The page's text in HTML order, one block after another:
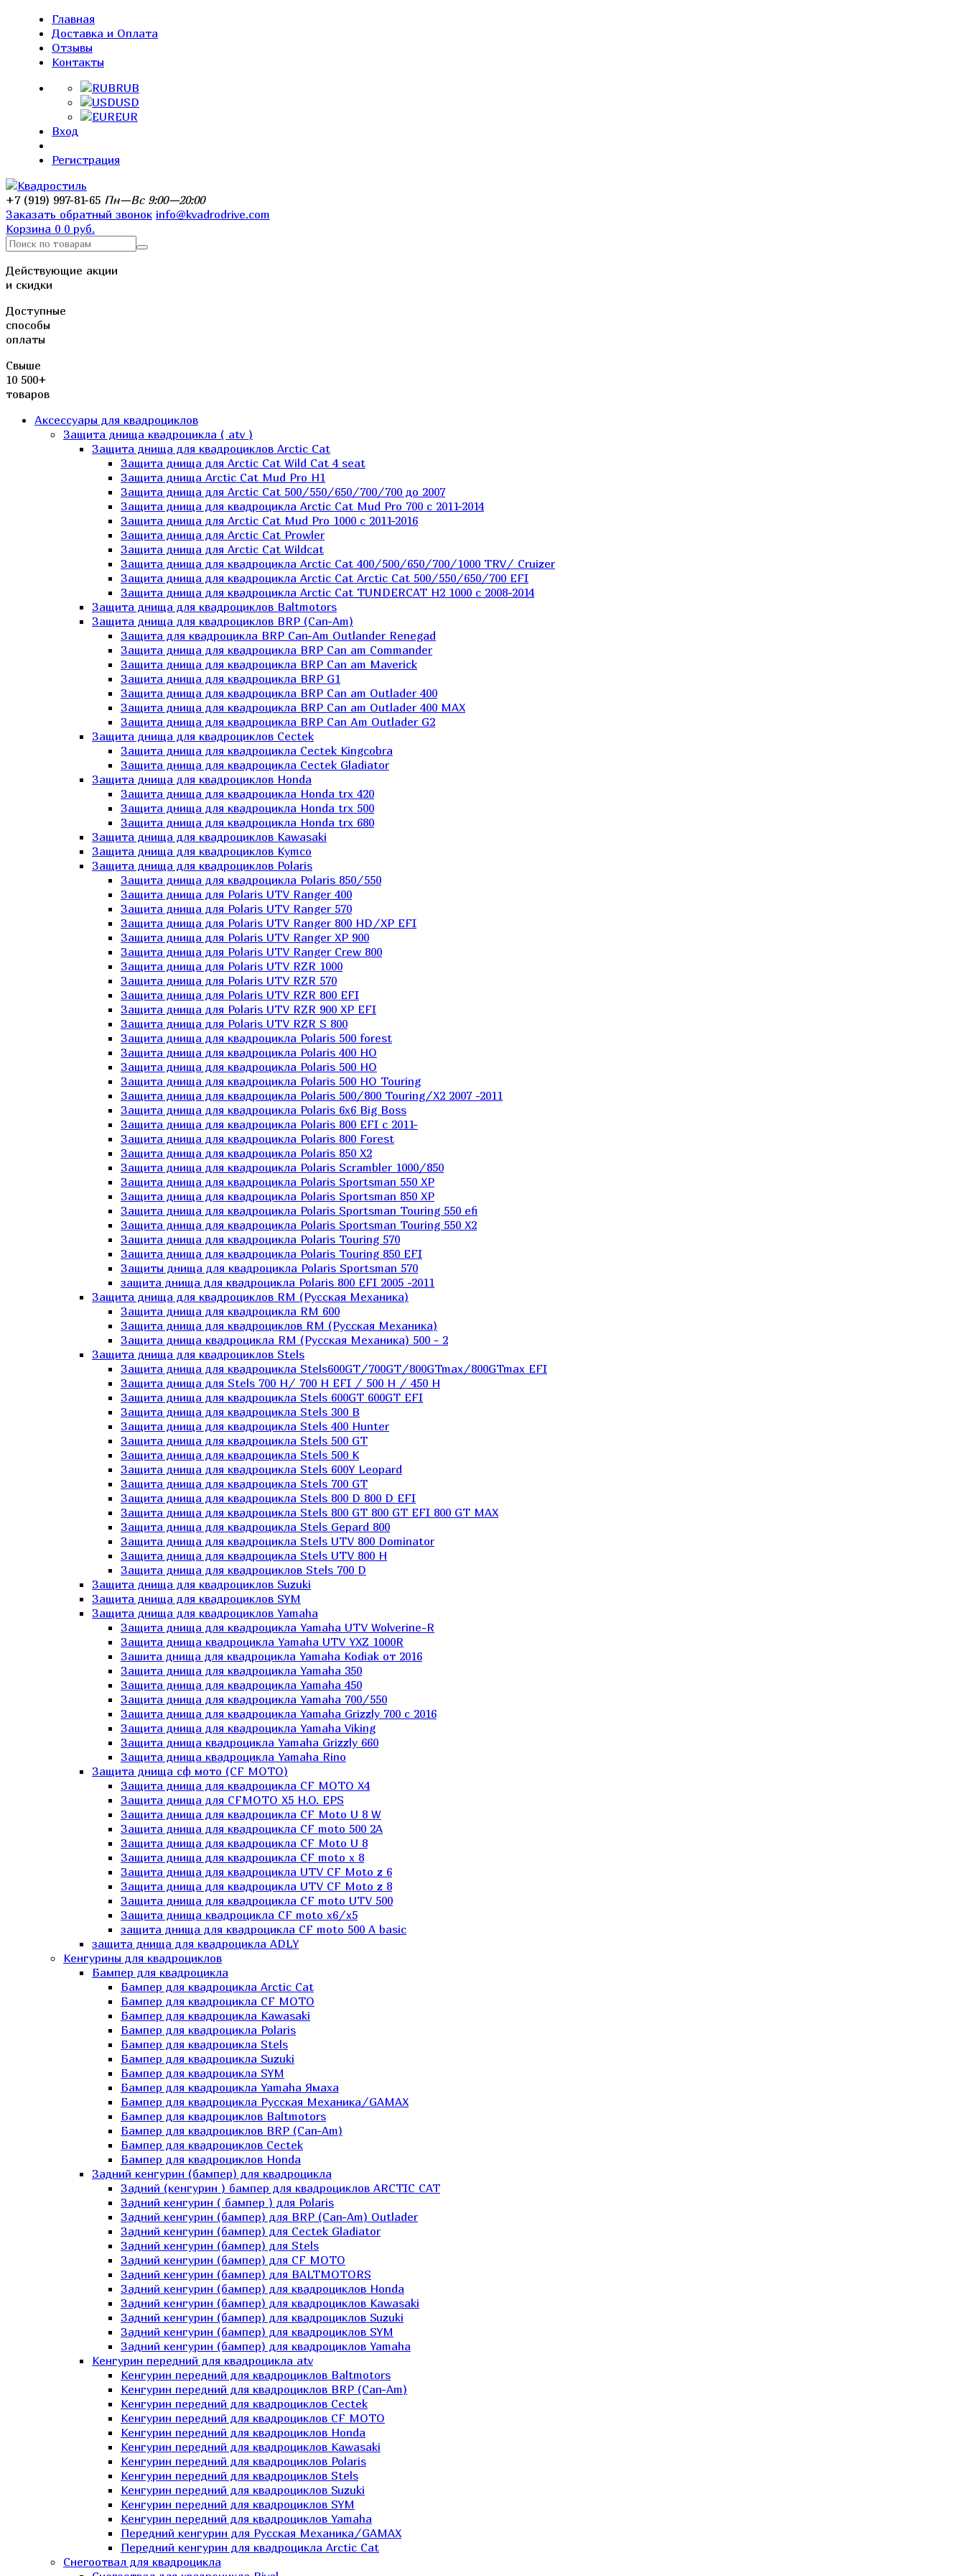
Главная
Доставка и Оплата
Отзывы
Контакты
RUB
USD
EUR
Вход
Регистрация
+7 (919) 997-81-65 Пн—Вс 9:00—20:00
Заказать обратный звонок info@kvadrodrive.com
Корзина 0 0 руб.
Действующие акции
и скидки
Доступные
способы
оплаты
Свыше
10 500+
товаров
Аксессуары для квадроциклов
Защита днища квадроцикла ( atv )
Защита днища для квадроциклов Arctic Cat
Защита днища для Arctic Cat Wild Cat 4 seat
Защита днища Arctic Cat Mud Pro H1
Защита днища для Arctic Cat 500/550/650/700/700 до 2007
Защита днища для квадроцикла Arctic Cat Mud Pro 700 с 2011-2014
Защита днища для Arctic Cat Mud Pro 1000 c 2011-2016
Защита днища для Arctic Cat Prowler
Защита днища для Arctic Cat Wildcat
Защита днища для квадроцикла Arctic Cat 400/500/650/700/1000 TRV/ Cruizer
Защита днища для квадроцикла Arctic Cat Arctic Cat 500/550/650/700 EFI
Защита днища для квадроцикла Arctic Cat TUNDERCAT H2 1000 c 2008-2014
Защита днища для квадроциклов Baltmotors
Защита днища для квадроциклов BRP (Can-Am)
Защита для квадроцикла BRP Can-Am Outlander Renegad
Защита днища для квадроцикла BRP Can am Commander
Защита днища для квадроцикла BRP Can am Maverick
Защита днища для квадроцикла BRP G1
Защита днища для квадроцикла BRP Can am Outlader 400
Защита днища для квадроцикла BRP Can am Outlader 400 MAX
Защита днища для квадроцикла BRP Can Аm Outlader G2
Защита днища для квадроциклов Cectek
Защита днища для квадроцикла Cectek Kingcobra
Защита днища для квадроцикла Cectek Gladiator
Защита днища для квадроциклов Honda
Защита днища для квадроцикла Honda trx 420
Защита днища для квадроцикла Honda trx 500
Защита днища для квадроцикла Honda trx 680
Защита днища для квадроциклов Kawasaki
Защита днища для квадроциклов Kymco
Защита днища для квадроциклов Polaris
Защита днища для квадроцикла Polaris 850/550
Защита днища для Polaris UTV Ranger 400
Защита днища для Polaris UTV Ranger 570
Защита днища для Polaris UTV Ranger 800 HD/XP EFI
Защита днища для Polaris UTV Ranger XP 900
Защита днища для Polaris UTV Ranger Сrew 800
Защита днища для Polaris UTV RZR 1000
Защита днища для Polaris UTV RZR 570
Защита днища для Polaris UTV RZR 800 EFI
Защита днища для Polaris UTV RZR 900 XP EFI
Защита днища для Polaris UTV RZR S 800
Защита днища для квадроцикла Polaris 500 forest
Защита днища для квадроцикла Polaris 400 HO
Защита днища для квадроцикла Polaris 500 HO
Защита днища для квадроцикла Polaris 500 HO Touring
Защита днища для квадроцикла Polaris 500/800 Touring/X2 2007 -2011
Защита днища для квадроцикла Polaris 6х6 Big Boss
Защита днища для квадроцикла Polaris 800 EFI с 2011-
Защита днища для квадроцикла Polaris 800 Forest
Защита днища для квадроцикла Polaris 850 X2
Защита днища для квадроцикла Polaris Scrambler 1000/850
Защита днища для квадроцикла Polaris Sportsman 550 XP
Защита днища для квадроцикла Polaris Sportsman 850 XP
Защита днища для квадроцикла Polaris Sportsman Touring 550 efi
Защита днища для квадроцикла Polaris Sportsman Touring 550 X2
Защита днища для квадроцикла Polaris Touring 570
Защита днища для квадроцикла Polaris Touring 850 EFI
Защиты днища для квадроцикла Polaris Sportsman 570
защита днища для квадроцикла Polaris 800 EFI 2005 -2011
Защита днища для квадроциклов RM (Русская Механика)
Защита днища для квадроцикла RM 600
Защита днища для квадроциклов RM (Русская Механика)
Защита днища квадроцикла RM (Русская Механика) 500 - 2
Защита днища для квадроциклов Stels
Защита днища для квадроцикла Stels600GT/700GT/800GTmax/800GTmax EFI
Защита днища для Stels 700 H/ 700 H EFI / 500 H / 450 H
Защита днища для квадроцикла Stels 600GT 600GT EFI
Защита днища для квадроцикла Stels 300 B
Защита днища для квадроцикла Stels 400 Hunter
Защита днища для квадроцикла Stels 500 GT
Защита днища для квадроцикла Stels 500 K
Защита днища для квадроцикла Stels 600Y Leopard
Защита днища для квадроцикла Stels 700 GT
Защита днища для квадроцикла Stels 800 D 800 D EFI
Защита днища для квадроцикла Stels 800 GT 800 GT EFI 800 GT MAX
Защита днища для квадроцикла Stels Gepard 800
Защита днища для квадроцикла Stels UTV 800 Dominator
Защита днища для квадроцикла Stels UTV 800 H
Защита днища для квадроциклов Stels 700 D
Защита днища для квадроциклов Suzuki
Защита днища для квадроциклов SYM
Защита днища для квадроциклов Yamaha
Защита днища для квадроцикла Yamaha UTV Wolverine-R
Защита днища квадроцикла Yamaha UTV YXZ 1000R
Зашита днища для квадроцикла Yamaha Kodiak от 2016
Защита днища для квадроцикла Yamaha 350
Защита днища для квадроцикла Yamaha 450
Защита днища для квадроцикла Yamaha 700/550
Защита днища для квадроцикла Yamaha Grizzly 700 с 2016
Защита днища для квадроцикла Yamaha Viking
Защита днища квадроцикла Yamaha Grizzly 660
Защита днища квадроцикла Yamaha Rino
Защита днища сф мото (CF MOTO)
Защита днища для квадроцикла CF MOTO X4
Защита днища для CFMOTO X5 H.O. EPS
Защита днища для квадроцикла CF Moto U 8 W
Защита днища для квадроцикла CF moto 500 2A
Защита днища для квадроцикла CF Moto U 8
Защита днища для квадроцикла CF moto x 8
Защита днища для квадроцикла UTV CF Moto z 6
Защита днища для квадроцикла UTV CF Moto z 8
Защита днища для квадроцикла СF moto UTV 500
Защита днища квадроцикла СF moto x6/x5
защита днища для квадроцикла CF moto 500 A basic
защита днища для квадроцикла ADLY
Кенгурины для квадроциклов
Бампер для квадроцикла
Бампер для квадроцикла Arctic Cat
Бампер для квадроцикла CF MOTO
Бампер для квадроцикла Kawasaki
Бампер для квадроцикла Polaris
Бампер для квадроцикла Stels
Бампер для квадроцикла Suzuki
Бампер для квадроцикла SYM
Бампер для квадроцикла Yamaha Ямаха
Бампер для квадроцикла Русская Механика/GAMAX
Бампер для квадроциклов Baltmotors
Бампер для квадроциклов BRP (Can-Am)
Бампер для квадроциклов Cectek
Бампер для квадроциклов Honda
Задний кенгурин (бампер) для квадроцикла
Задний (кенгурин ) бампер для квадроциклов ARCTIC CAT
Задний кенгурин ( бампер ) для Polaris
Задний кенгурин (бампер) для BRP (Can-Am) Outlader
Задний кенгурин (бампер) для Cectek Gladiator
Задний кенгурин (бампер) для Stels
Задний кенгурин (бампер) для СF MOTO
Задний кенгурин (бампер) для BALTMOTORS
Задний кенгурин (бампер) для квадроциклов Honda
Задний кенгурин (бампер) для квадроциклов Kawasaki
Задний кенгурин (бампер) для квадроциклов Suzuki
Задний кенгурин (бампер) для квадроциклов SYM
Задний кенгурин (бампер) для квадроциклов Yamaha
Кенгурин передний для квадроцикла atv
Кенгурин передний для квадроциклов Baltmotors
Кенгурин передний для квадроциклов BRP (Can-Am)
Кенгурин передний для квадроциклов Cectek
Кенгурин передний для квадроциклов CF MOTO
Кенгурин передний для квадроциклов Honda
Кенгурин передний для квадроциклов Kawasaki
Кенгурин передний для квадроциклов Polaris
Кенгурин передний для квадроциклов Stels
Кенгурин передний для квадроциклов Suzuki
Кенгурин передний для квадроциклов SYM
Кенгурин передний для квадроциклов Yamaha
Передний кенгурин для Русская Механика/GAMAX
Передний кенгурин для квадроцикла Arctic Cat
Снегоотвал для квадроцикла